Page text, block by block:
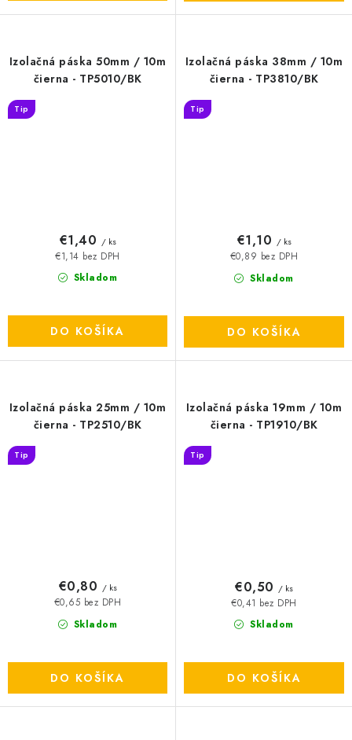
Izolačná páska 50mm / 10m
čierna - TP5010/BK
Tip
Skladom
€1,14 bez DPH
€1,40 / ks
DO KOŠÍKA
Izolačná páska 38mm / 10m
čierna - TP3810/BK
Tip
Skladom
€0,89 bez DPH
€1,10 / ks
DO KOŠÍKA
Izolačná páska 25mm / 10m
čierna - TP2510/BK
Tip
Skladom
€0,65 bez DPH
€0,80 / ks
DO KOŠÍKA
Izolačná páska 19mm / 10m
čierna - TP1910/BK
Tip
Skladom
€0,41 bez DPH
€0,50 / ks
DO KOŠÍKA